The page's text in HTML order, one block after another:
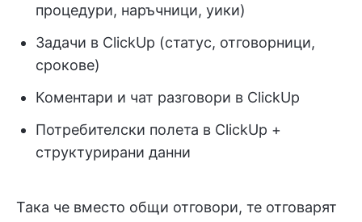
процедури, наръчници, уики)
Задачи в ClickUp (статус, отговорници,
срокове)
Коментари и чат разговори в ClickUp
Потребителски полета в ClickUp +
структурирани данни
Така че вместо общи отговори, те отговарят